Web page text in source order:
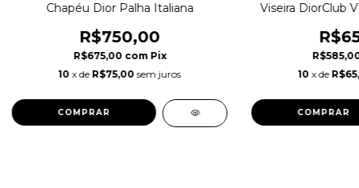
Chapéu Dior Palha Italiana
R$750,00
R$675,00 com Pix
10 x de R$75,00 sem juros
Viseira DiorClub
10 x de